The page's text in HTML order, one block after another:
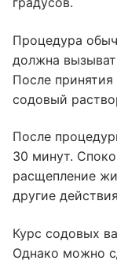
Процедура
должна
После
содовый
После
30 минут.
расщепление
другие
Курс содовых
Однако можно